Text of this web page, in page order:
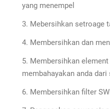
yang menempel
Mebersihkan setroage
Membersihkan dan
Membersihkan
membahayakan anda
Membersihkan filter